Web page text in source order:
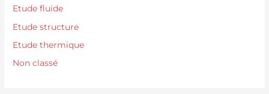
Etude fluide
Etude structure
Etude thermique
Non classé